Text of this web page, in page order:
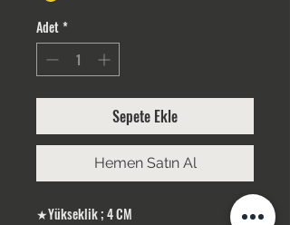
Adet*
Sepete Ekle
Hemen Satın Al
★Yükseklik ; 4 CM